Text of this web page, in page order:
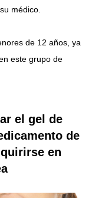
médico.
de 12 años, ya
este grupo de
el gel de
de
en